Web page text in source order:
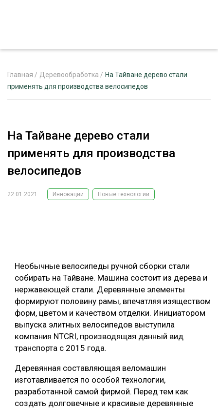
РЕКЛАМОДАТЕЛЯМ
ЛЕСНОЕ ХОЗЯЙСТВО
ЛЕСОЗАГОТОВКА
БИОЭНЕРГЕТИКА
ЛЕСОВОССТАНОВЛЕНИЕ И ЗАЩИТА
ЛОГИСТИКА
ПРОИЗВОДСТВО ДРЕВЕСНЫХ ПЛИТ
ЦБП
КОМПЛЕКСНАЯ ПЕРЕРАБОТКА
ЛЕСОПИЛЕНИЕ
ТЕМАТИЧЕСКИЕ ПРОЕКТЫ
ПОДБОРКИ СТАТЕЙ
ЭКСПЕРТНОЕ МНЕНИЕ
Главная / Деревообработка / На Тайване дерево стали
применять для производства велосипедов
На Тайване дерево стали
применять для производства
велосипедов
22.01.2021 Инновации Новые технологии
Необычные велосипеды ручной сборки стали
собирать на Тайване. Машина состоит из дерева и
нержавеющей стали. Деревянные элементы
формируют половину рамы, впечатляя изяществом
форм, цветом и качеством отделки. Инициатором
выпуска элитных велосипедов выступила
компания NTCRI, производящая данный вид
транспорта с 2015 года.
Деревянная составляющая веломашин
изготавливается по особой технологии,
разработанной самой фирмой. Перед тем как
создать долговечные и красивые деревянные